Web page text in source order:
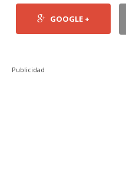
GOOGLE +
Publicidad